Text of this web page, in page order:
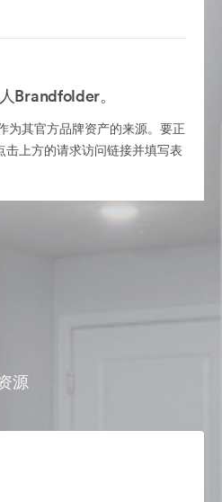
Brandfolder。
为其官方品牌资产的来源。要正
上方的请求访问链接并填写表
源